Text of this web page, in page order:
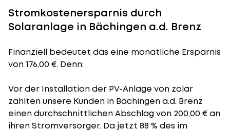
Stromkostenersparnis durch
Solaranlage in Bächingen a.d. Brenz
Finanziell bedeutet das eine monatliche Ersparnis
von 176,00 €. Denn:
Vor der Installation der PV-Anlage von zolar
zahlten unsere Kunden in Bächingen a.d. Brenz
einen durchschnittlichen Abschlag von 200,00 € an
ihren Stromversorger. Da jetzt 88 % des im